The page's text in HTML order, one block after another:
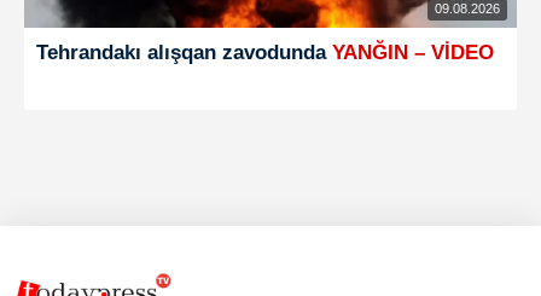
09.08.2026
Tehrandakı alışqan zavodunda YANĞIN – VİDEO